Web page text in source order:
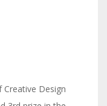
Design